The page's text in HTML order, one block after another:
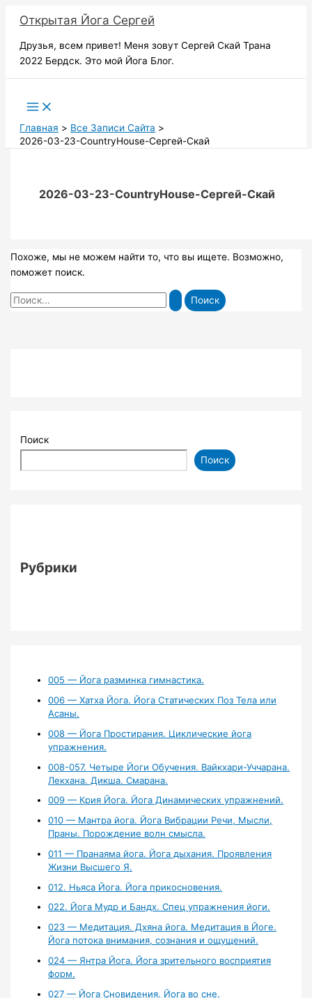
содержимому
Открытая Йога Сергей
Друзья, всем привет! Меня зовут Сергей Скай Трана
2022 Бердск. Это мой Йога Блог.
Главная
Все Записи Сайта
2026-03-23-CountryHouse-Сергей-Скай
2026-03-23-CountryHouse-Сергей-Скай
Похоже, мы не можем найти то, что вы ищете. Возможно,
поможет поиск.
Поиск:
Поиск
Поиск
Рубрики
005 — Йога разминка гимнастика.
006 — Хатха Йога. Йога Статических Поз Тела или
Асаны.
008 — Йога Простирания. Циклические йога
упражнения.
008-057. Четыре Йоги Обучения. Вайкхари-Уччарана.
Лекхана. Дикша. Смарана.
009 — Крия Йога. Йога Динамических упражнений.
010 — Мантра йога. Йога Вибрации Речи, Мысли,
Праны. Порождение волн смысла.
011 — Пранаяма йога. Йога дыхания. Проявления
Жизни Высшего Я.
012. Ньяса Йога. Йога прикосновения.
022. Йога Мудр и Бандх. Спец упражнения йоги.
023 — Медитация. Дхяна йога. Медитация в Йоге.
Йога потока внимания, сознания и ощущений.
024 — Янтра Йога. Йога зрительного восприятия
форм.
027 — Йога Сновидения. Йога во сне.